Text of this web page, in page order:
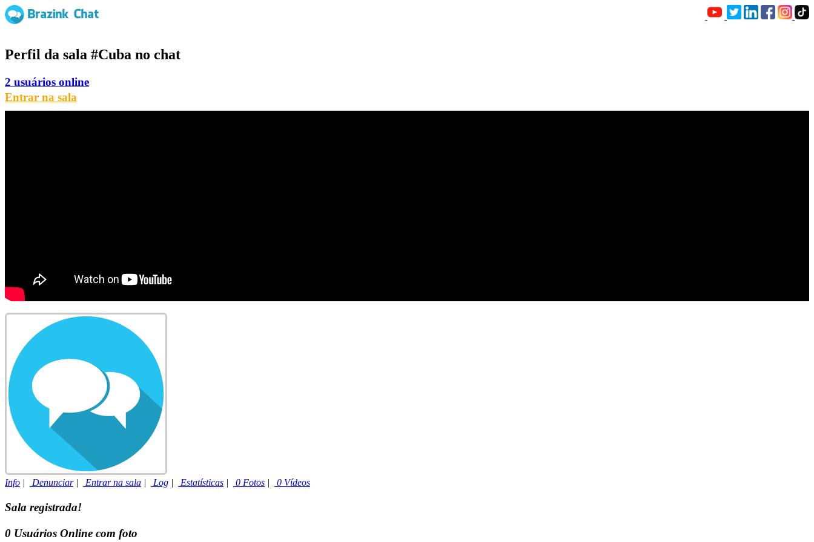
Perfil da sala #Cuba no chat
2 usuários online
Entrar na sala
Info | Denunciar| Entrar na sala | Log | Estatísticas | 0 Fotos | 0 Vídeos
Sala registrada!
0 Usuários Online com foto